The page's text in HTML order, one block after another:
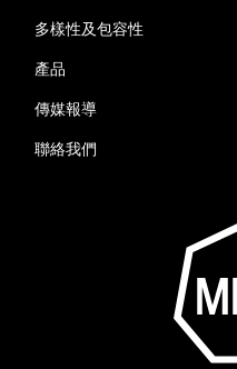
多樣性及包容性
產品
傳媒報導
聯絡我們